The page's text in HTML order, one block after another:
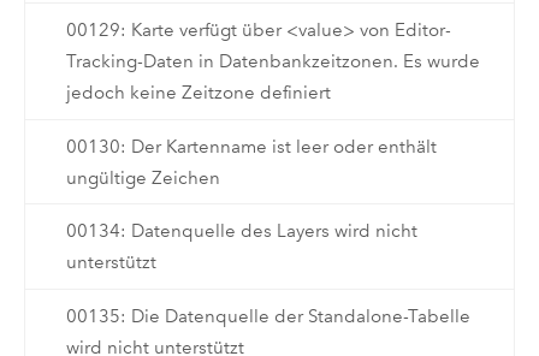
00129: Karte verfügt über <value> von Editor-
Tracking-Daten in Datenbankzeitzonen. Es wurde
jedoch keine Zeitzone definiert
00130: Der Kartenname ist leer oder enthält
ungültige Zeichen
00134: Datenquelle des Layers wird nicht
unterstützt
00135: Die Datenquelle der Standalone-Tabelle
wird nicht unterstützt